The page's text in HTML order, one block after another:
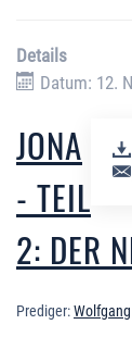
Details
Datum: 12.
JONA
- TEIL
2: DER
Prediger:Wolfgang